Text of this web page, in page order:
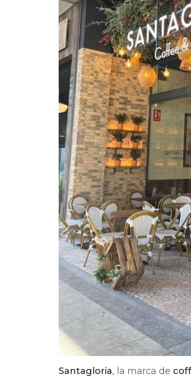
Santagloria, la marca de